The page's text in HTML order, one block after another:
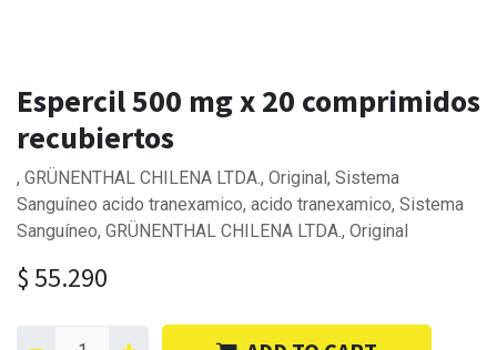
Espercil 500 mg x 20 comprimidos
recubiertos
, GRÜNENTHAL CHILENA LTDA., Original, Sistema
Sanguíneo acido tranexamico, acido tranexamico, Sistema
Sanguíneo, GRÜNENTHAL CHILENA LTDA., Original
$ 55.290